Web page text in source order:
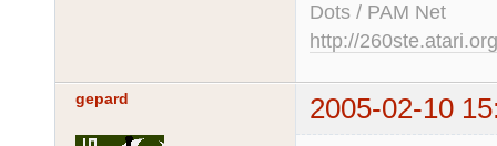
Dots / PAM Net
http://260ste.atari.org
gepard 2005-02-10